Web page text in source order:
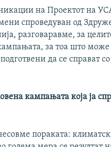
на Проектот на
спроведуван од
разговаравме, за
за тоа што
да се справат
кампањата која ја
пораката: